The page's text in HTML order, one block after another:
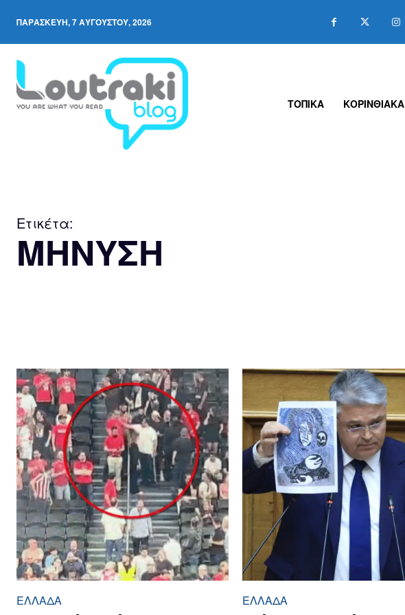
ΠΑΡΑΣΚΕΥΉ, 7 ΑΥΓΟΎΣΤΟΥ, 2026
ΤΟΠΙΚΑ ΚΟΡΙΝΘΙΑΚΑ
Ετικέτα:
ΜΗΝΥΣΗ
ΕΛΛΆΔΑ ΕΛΛΆΔΑ